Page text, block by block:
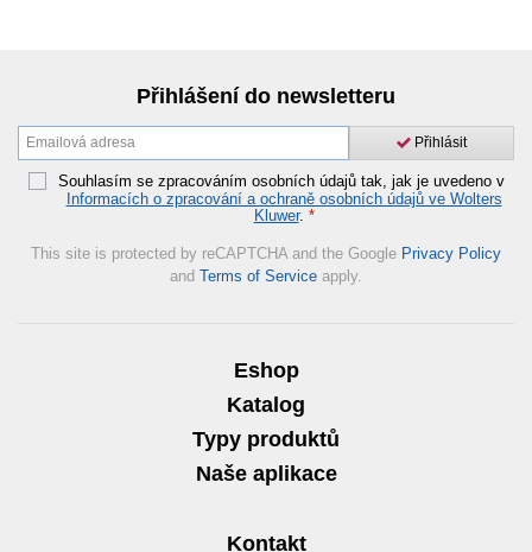
Přihlášení do newsletteru
Přihlásit
Souhlasím se zpracováním osobních údajů tak, jak je uvedeno v
Informacích o zpracování a ochraně osobních údajů ve Wolters
Kluwer. *
This site is protected by reCAPTCHA and the Google Privacy Policy
and Terms of Service apply.
Eshop
Katalog
Typy produktů
Naše aplikace
Kontakt